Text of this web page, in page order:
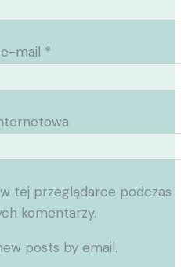
mail *
tej przeglądarce podczas
komentarzy.
posts by email.